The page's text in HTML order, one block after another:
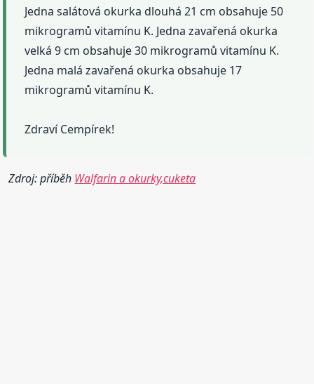
Jedna salátová okurka dlouhá 21 cm obsahuje 50
mikrogramů vitamínu K. Jedna zavařená okurka
velká 9 cm obsahuje 30 mikrogramů vitamínu K.
Jedna malá zavařená okurka obsahuje 17
mikrogramů vitamínu K.
Zdraví Cempírek!
Zdroj: příběh Walfarin a okurky,cuketa